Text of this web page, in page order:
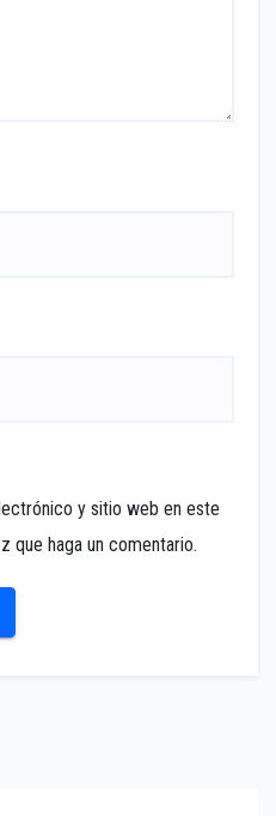
y sitio web en este
que haga un comentario.